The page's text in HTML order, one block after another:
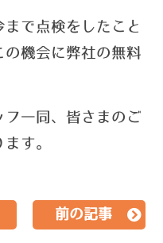
で点検をしたこと
の機会に弊社の無料
フ一同、皆さまのご
す。
前の記事